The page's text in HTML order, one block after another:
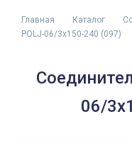
Главная Каталог
POLJ-06/3x150-240 (097)
06/